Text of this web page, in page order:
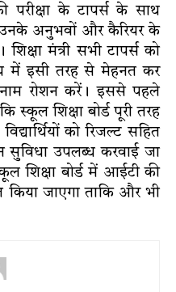
परीक्षा के टापर्स के साथ
उनके अनुभवों और कैरियर के
मंत्री सभी टापर्स को
में इसी तरह से मेहनत कर
रोशन करें। इससे पहले
स्कूल शिक्षा बोर्ड पूरी तरह
को रिजल्ट सहित
उपलब्ध करवाई जा
शिक्षा बोर्ड में आईटी की
जाएगा ताकि और भी